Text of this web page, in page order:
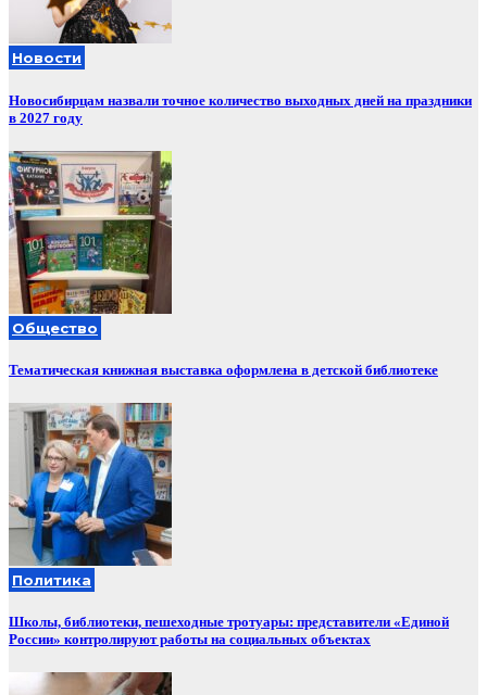
Новости
Новосибирцам назвали точное количество выходных дней на праздники
в 2027 году
Общество
Тематическая книжная выставка оформлена в детской библиотеке
Политика
Школы, библиотеки, пешеходные тротуары: представители «Единой
России» контролируют работы на социальных объектах